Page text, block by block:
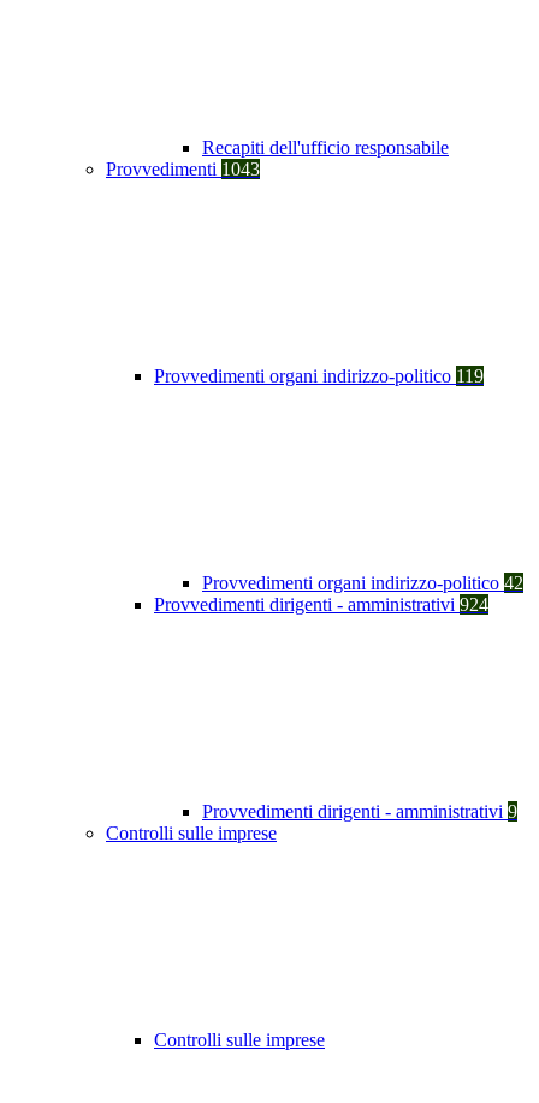
Recapiti dell'ufficio responsabile
Provvedimenti 1043
Provvedimenti organi indirizzo-politico 119
Provvedimenti organi indirizzo-politico 42
Provvedimenti dirigenti - amministrativi 924
Provvedimenti dirigenti - amministrativi 9
Controlli sulle imprese
Controlli sulle imprese